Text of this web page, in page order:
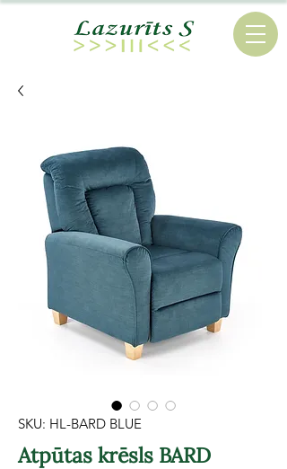
SKU: HL-BARD BLUE
Atpūtas krēsls BARD